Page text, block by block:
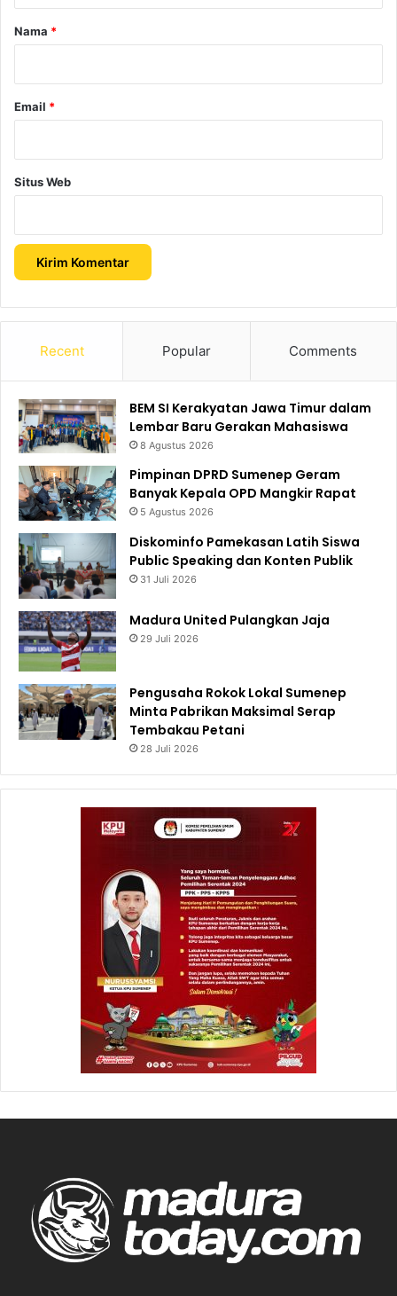
rNama *
Email *
Situs Web
Recent Popular Comments
BEM SI Kerakyatan Jawa Timur dalam
Lembar Baru Gerakan Mahasiswa
8 Agustus 2026
Pimpinan DPRD Sumenep Geram
Banyak Kepala OPD Mangkir Rapat
5 Agustus 2026
Diskominfo Pamekasan Latih Siswa
Public Speaking dan Konten Publik
31 Juli 2026
Madura United Pulangkan Jaja
29 Juli 2026
Pengusaha Rokok Lokal Sumenep
Minta Pabrikan Maksimal Serap
Tembakau Petani
28 Juli 2026